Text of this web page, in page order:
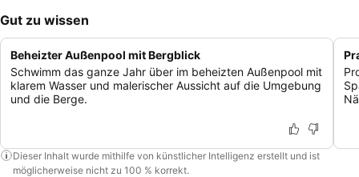
Gut zu wissen
Beheizter Außenpool mit Bergblick
Schwimm das ganze Jahr über im beheizten Außenpool mit
klarem Wasser und malerischer Aussicht auf die Umgebung
und die Berge.
Dieser Inhalt wurde mithilfe von künstlicher Intelligenz erstellt und ist
möglicherweise nicht zu 100 % korrekt.